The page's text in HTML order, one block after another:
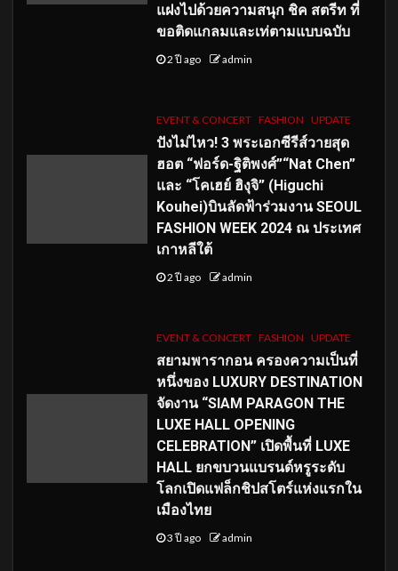
แฝงไปด้วยความสนุก ชิค สตรีท ที่
ขอติดแกลมและเท่ตามแบบฉบับ
2 ปี ago admin
EVENT & CONCERT FASHION UPDATE
ปังไม่ไหว! 3 พระเอกซีรีส์วายสุด
ฮอต “ฟอร์ด-ฐิติพงศ์”“Nat Chen”
และ “โคเฮย์ ฮิงุจิ” (Higuchi
Kouhei)บินลัดฟ้าร่วมงาน SEOUL
FASHION WEEK 2024 ณ ประเทศ
เกาหลีใต้
2 ปี ago admin
EVENT & CONCERT FASHION UPDATE
สยามพารากอน ครองความเป็นที่
หนึ่งของ LUXURY DESTINATION
จัดงาน “SIAM PARAGON THE
LUXE HALL OPENING
CELEBRATION” เปิดพื้นที่ LUXE
HALL ยกขบวนแบรนด์หรูระดับ
โลกเปิดแฟล็กชิปสโตร์แห่งแรกใน
เมืองไทย
3 ปี ago admin